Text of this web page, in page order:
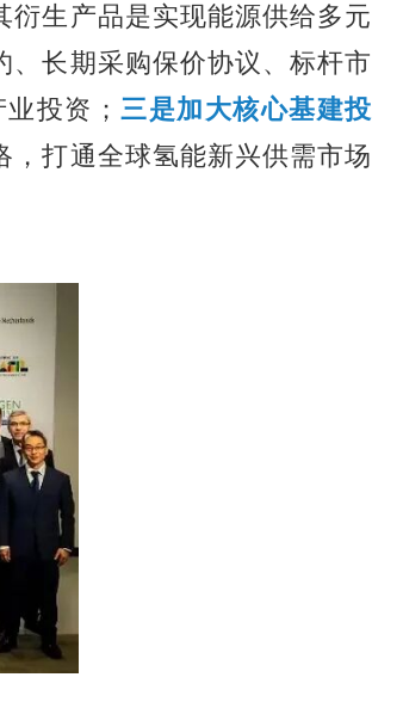
生产品是实现能源供给多元
、长期采购保价协议、标杆市
投资； 三是加大核心基建投
打通全球氢能新兴供需市场